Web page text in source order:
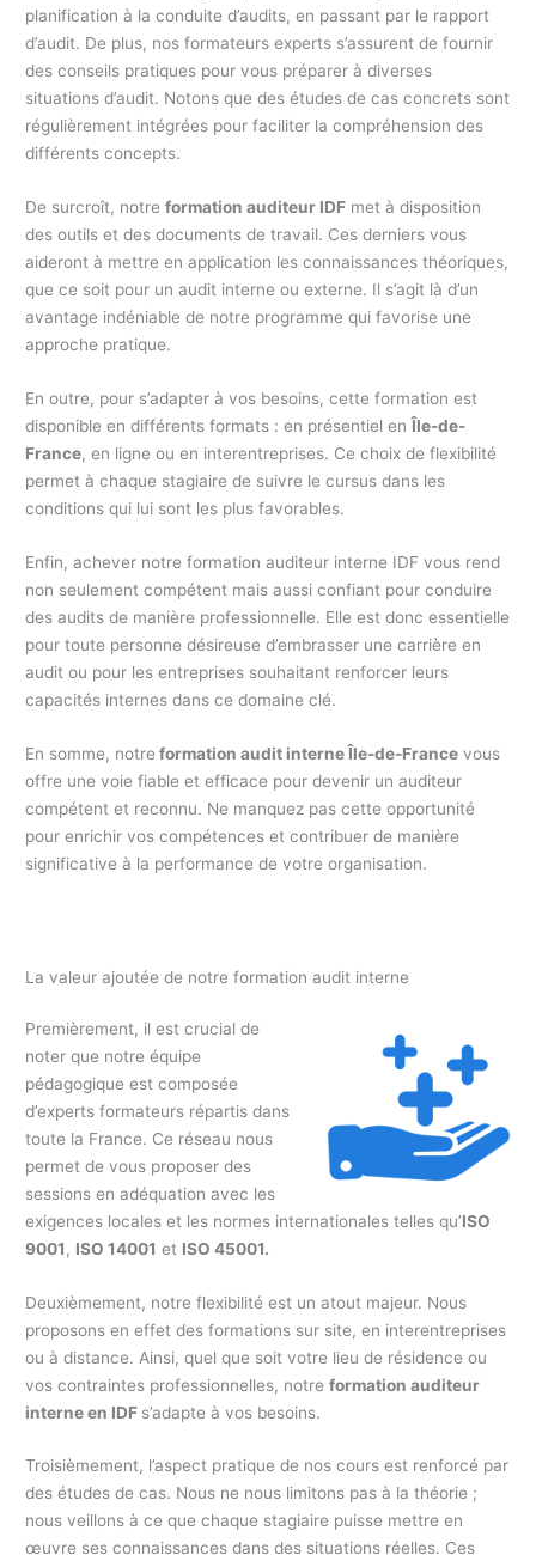
planification à la conduite d’audits, en passant par le rapport
d’audit. De plus, nos formateurs experts s’assurent de fournir
des conseils pratiques pour vous préparer à diverses
situations d’audit. Notons que des études de cas concrets sont
régulièrement intégrées pour faciliter la compréhension des
différents concepts.
De surcroît, notreformation auditeur IDF met à disposition
des outils et des documents de travail. Ces derniers vous
aideront à mettre en application les connaissances théoriques,
que ce soit pour un audit interne ou externe. Il s’agit là d’un
avantage indéniable de notre programme qui favorise une
approche pratique.
En outre, pour s’adapter à vos besoins, cette formation est
disponible en différents formats : en présentiel en Île-de-
France, en ligne ou en interentreprises. Ce choix de flexibilité
permet à chaque stagiaire de suivre le cursus dans les
conditions qui lui sont les plus favorables.
Enfin, achever notre formation auditeur interne IDF vous rend
non seulement compétent mais aussi confiant pour conduire
des audits de manière professionnelle. Elle est donc essentielle
pour toute personne désireuse d’embrasser une carrière en
audit ou pour les entreprises souhaitant renforcer leurs
capacités internes dans ce domaine clé.
En somme, notre formation audit interne Île-de-France vous
offre une voie fiable et efficace pour devenir un auditeur
compétent et reconnu. Ne manquez pas cette opportunité
pour enrichir vos compétences et contribuer de manière
significative à la performance de votre organisation.
La valeur ajoutée de notre formation audit interne
Premièrement, il est crucial de
noter que notre équipe
pédagogique est composée
d’experts formateurs répartis dans
toute la France. Ce réseau nous
permet de vous proposer des
sessions en adéquation avec les
exigences locales et les normes internationales telles qu’ISO
9001 , ISO 14001 et ISO 45001.
Deuxièmement, notre flexibilité est un atout majeur. Nous
proposons en effet des formations sur site, en interentreprises
ou à distance. Ainsi, quel que soit votre lieu de résidence ou
vos contraintes professionnelles, notreformation auditeur
interne en IDF s’adapte à vos besoins.
Troisièmement, l’aspect pratique de nos cours est renforcé par
des études de cas. Nous ne nous limitons pas à la théorie ;
nous veillons à ce que chaque stagiaire puisse mettre en
œuvre ses connaissances dans des situations réelles. Ces